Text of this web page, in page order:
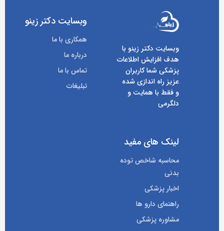
وبسایت دکتر زینو با
هدف افزایش اطلاعات
پزشکی شما کاربران
عزیز راه اندازی شده
و فقط با همایت و
دلگرمی
وبسایت دکتر زینو
همکاری با ما
درباره ما
تماس با ما
تبلیغات
لینک های مفید
محاسبه شاخص توده
بدنی
اخبار پزشکی
راهنمای دارو ها
مشاوره پزشکی